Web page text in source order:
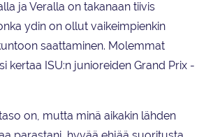
ja Veralla on takanaan tiivis
ydin on ollut vaikeimpienkin
saattaminen. Molemmat
kertaa ISU:n junioreiden Grand Prix -
on, mutta minä aikakin lähden